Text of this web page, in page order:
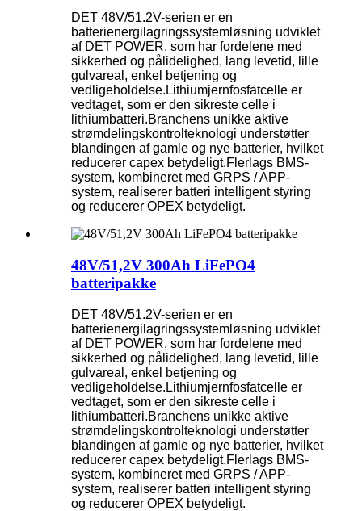
DET 48V/51.2V-serien er en
batterienergilagringssystemløsning udviklet
af DET POWER, som har fordelene med
sikkerhed og pålidelighed, lang levetid, lille
gulvareal, enkel betjening og
vedligeholdelse.Lithiumjernfosfatcelle er
vedtaget, som er den sikreste celle i
lithiumbatteri.Branchens unikke aktive
strømdelingskontrolteknologi understøtter
blandingen af ​​gamle og nye batterier, hvilket
reducerer capex betydeligt.Flerlags BMS-
system, kombineret med GRPS / APP-
system, realiserer batteri intelligent styring
og reducerer OPEX betydeligt.
48V/51,2V 300Ah LiFePO4
batteripakke
DET 48V/51.2V-serien er en
batterienergilagringssystemløsning udviklet
af DET POWER, som har fordelene med
sikkerhed og pålidelighed, lang levetid, lille
gulvareal, enkel betjening og
vedligeholdelse.Lithiumjernfosfatcelle er
vedtaget, som er den sikreste celle i
lithiumbatteri.Branchens unikke aktive
strømdelingskontrolteknologi understøtter
blandingen af ​​gamle og nye batterier, hvilket
reducerer capex betydeligt.Flerlags BMS-
system, kombineret med GRPS / APP-
system, realiserer batteri intelligent styring
og reducerer OPEX betydeligt.